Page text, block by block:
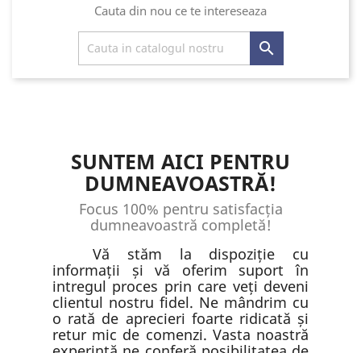
Cauta din nou ce te intereseaza

SUNTEM AICI PENTRU
DUMNEAVOASTRĂ!
Focus 100% pentru satisfacția
dumneavoastră completă!
Vă stăm la dispoziție cu
informații și vă oferim suport în
intregul proces prin care veți deveni
clientul nostru fidel. Ne mândrim cu
o rată de aprecieri foarte ridicată și
retur mic de comenzi. Vasta noastră